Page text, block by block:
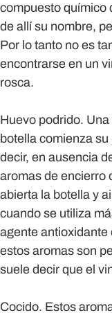
compuesto químico
de allí su nombre,
Por lo tanto no es
encontrarse en un
rosca.
Huevo podrido. Una
botella comienza
decir, en ausencia
aromas de encierro
abierta la botella y
cuando se utiliza
agente antioxidante
estos aromas son
suele decir que el
Cocido. Estos